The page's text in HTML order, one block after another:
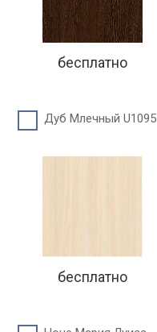
бесплатно
Дуб Млечный U1095
бесплатно